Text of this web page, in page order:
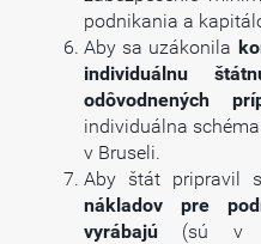
podnikania a
Aby sa uzákonila
individuálnu
odôvodnených
individuálna
v Bruseli.
Aby štát pripravil
nákladov pre
vyrábajú (sú v